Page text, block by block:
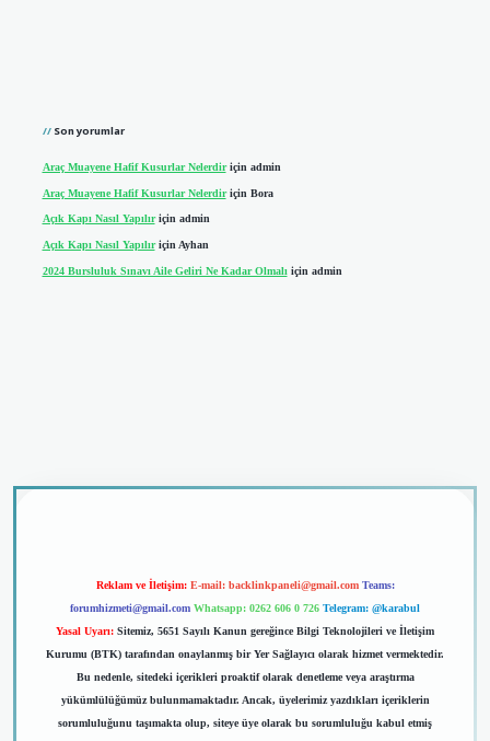
Son yorumlar
Araç Muayene Hafif Kusurlar Nelerdiriçin admin
Araç Muayene Hafif Kusurlar Nelerdiriçin Bora
Açık Kapı Nasıl Yapılıriçin admin
Açık Kapı Nasıl Yapılıriçin Ayhan
2024 Bursluluk Sınavı Aile Geliri Ne Kadar Olmalıiçin admin
Reklam ve İletişim: E-mail: backlinkpaneli@gmail.com Teams:
forumhizmeti@gmail.com Whatsapp: 0262 606 0 726 Telegram: @karabul
Yasal Uyarı: Sitemiz, 5651 Sayılı Kanun gereğince Bilgi Teknolojileri ve İletişim
Kurumu (BTK) tarafından onaylanmış bir Yer Sağlayıcı olarak hizmet vermektedir.
Bu nedenle, sitedeki içerikleri proaktif olarak denetleme veya araştırma
yükümlülüğümüz bulunmamaktadır. Ancak, üyelerimiz yazdıkları içeriklerin
sorumluluğunu taşımakta olup, siteye üye olarak bu sorumluluğu kabul etmiş